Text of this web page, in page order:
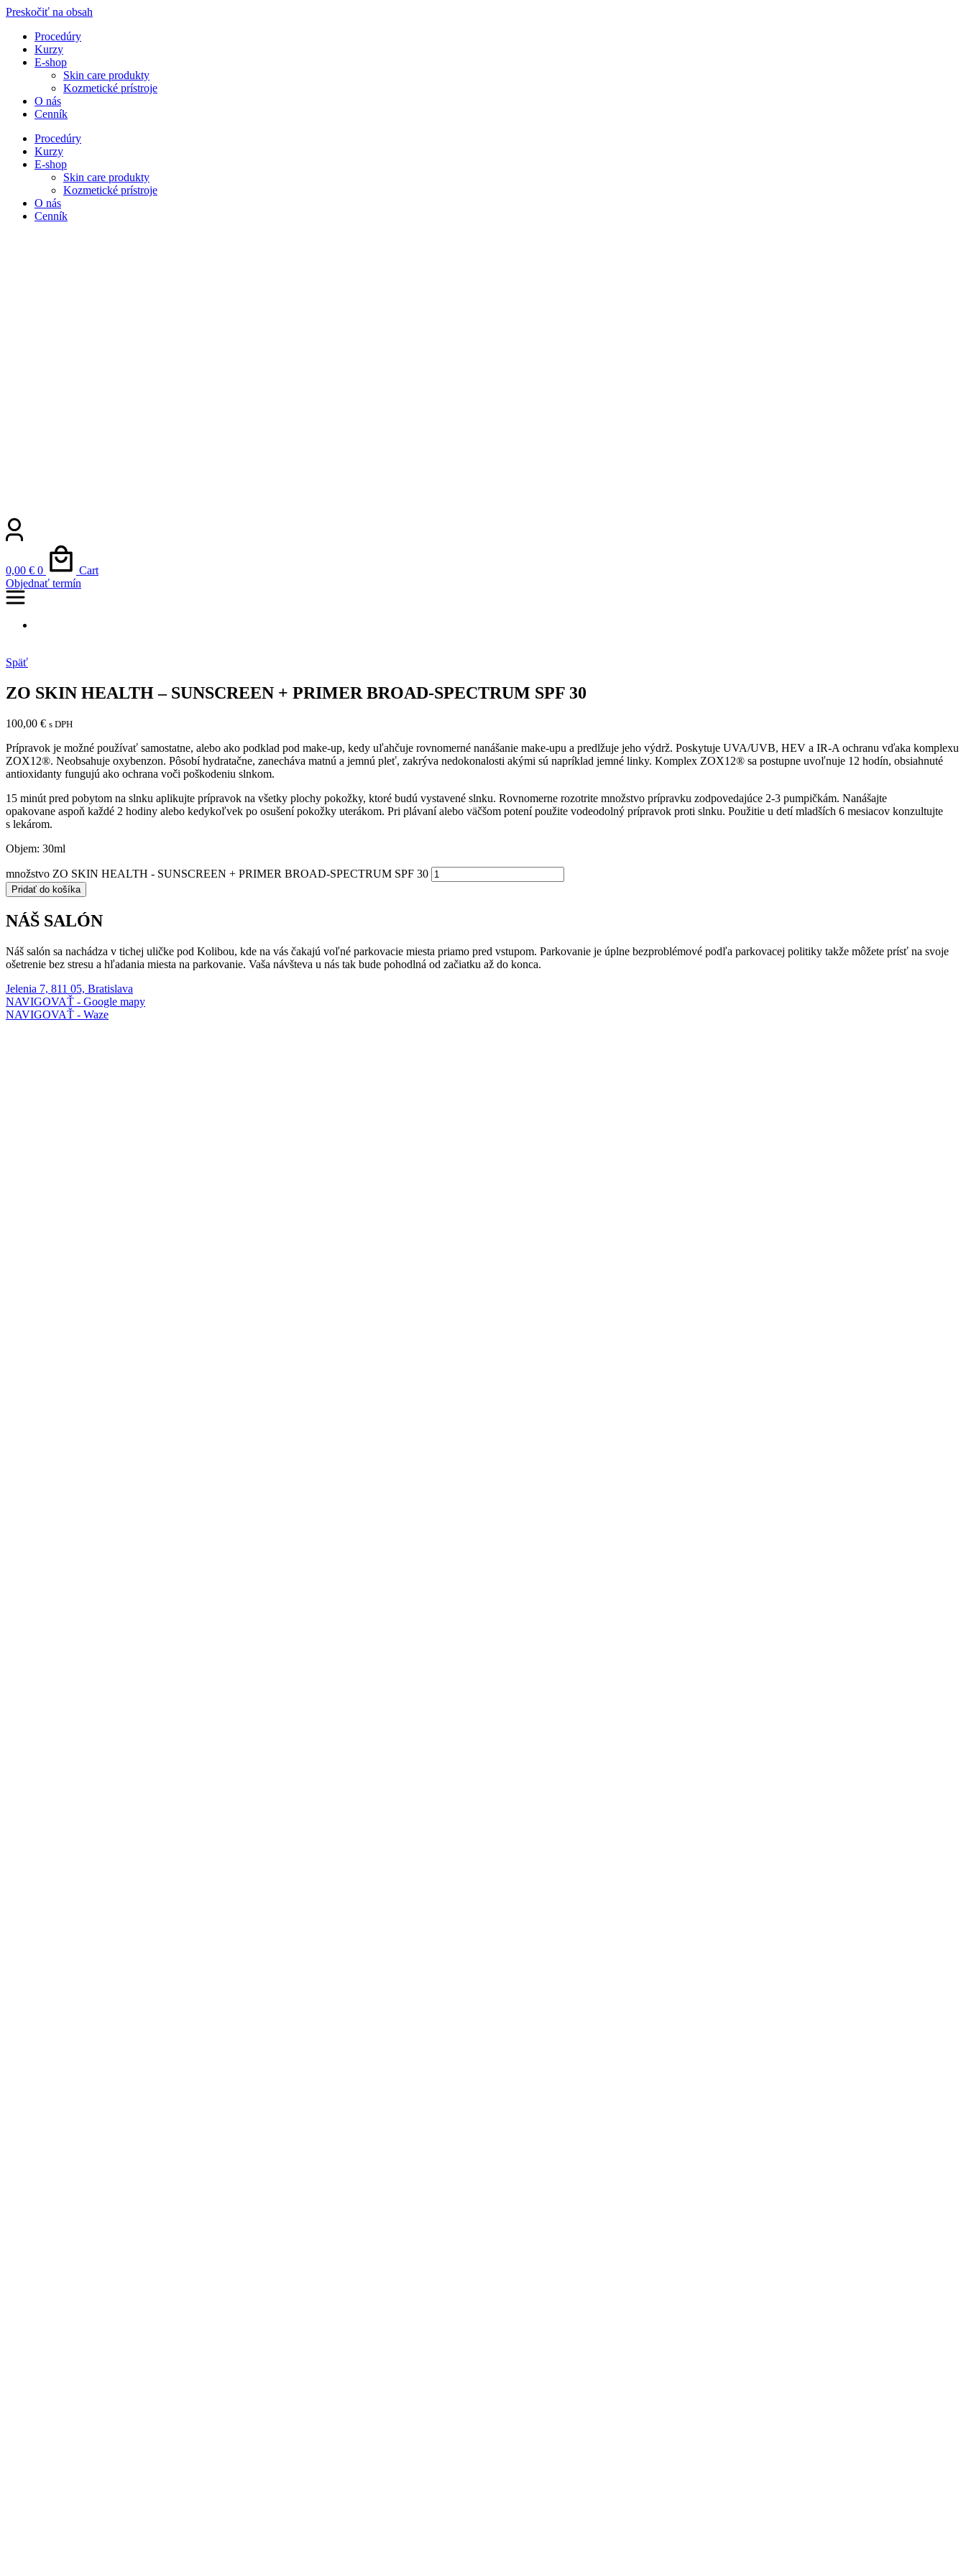
Preskočiť na obsah
Procedúry
Kurzy
E-shop
Skin care produkty
Kozmetické prístroje
O nás
Cenník
Procedúry
Kurzy
E-shop
Skin care produkty
Kozmetické prístroje
O nás
Cenník
0,00 € 0
Cart
Objednať termín
Späť
ZO SKIN HEALTH – SUNSCREEN + PRIMER BROAD-SPECTRUM SPF 30
100,00 € s DPH
Prípravok je možné používať samostatne, alebo ako podklad pod make-up, kedy uľahčuje rovnomerné nanášanie make-upu a predlžuje jeho výdrž. Poskytuje UVA/UVB, HEV a IR-A ochranu vďaka komplexu
ZOX12®. Neobsahuje oxybenzon. Pôsobí hydratačne, zanecháva matnú a jemnú pleť, zakrýva nedokonalosti akými sú napríklad jemné linky. Komplex ZOX12® sa postupne uvoľnuje 12 hodín, obsiahnuté
antioxidanty fungujú ako ochrana voči poškodeniu slnkom.
15 minút pred pobytom na slnku aplikujte prípravok na všetky plochy pokožky, ktoré budú vystavené slnku. Rovnomerne rozotrite množstvo prípravku zodpovedajúce 2-3 pumpičkám. Nanášajte
opakovane aspoň každé 2 hodiny alebo kedykoľvek po osušení pokožky uterákom. Pri plávaní alebo väčšom potení použite vodeodolný prípravok proti slnku. Použitie u detí mladších 6 mesiacov konzultujte
s lekárom.
Objem: 30ml
množstvo ZO SKIN HEALTH - SUNSCREEN + PRIMER BROAD-SPECTRUM SPF 30
Pridať do košíka
NÁŠ SALÓN
Náš salón sa nachádza v tichej uličke pod Kolibou, kde na vás čakajú voľné parkovacie miesta priamo pred vstupom. Parkovanie je úplne bezproblémové podľa parkovacej politiky takže môžete prísť na svoje
ošetrenie bez stresu a hľadania miesta na parkovanie. Vaša návšteva u nás tak bude pohodlná od začiatku až do konca.
Jelenia 7, 811 05, Bratislava
NAVIGOVAŤ - Google mapy
NAVIGOVAŤ - Waze